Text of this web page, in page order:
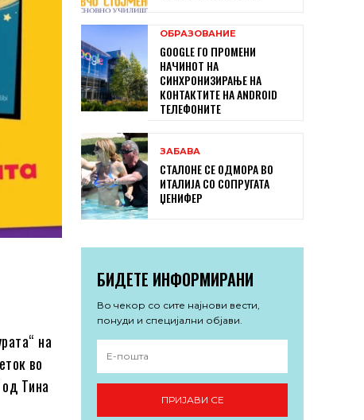
на
во
Тина
ОБРАЗОВАНИЕ
GOOGLE ГО ПРОМЕНИ
НАЧИНОТ НА
СИНХРОНИЗИРАЊЕ НА
КОНТАКТИТЕ НА ANDROID
ТЕЛЕФОНИТЕ
ЗАБАВА
СТАЛОНЕ СЕ ОДМОРА ВО
ИТАЛИЈА СО СОПРУГАТА
ЏЕНИФЕР
БИДЕТЕ ИНФОРМИРАНИ
Во чекор со сите најнови вести,
понуди и специјални објави.
ПРИЈАВИ СЕ